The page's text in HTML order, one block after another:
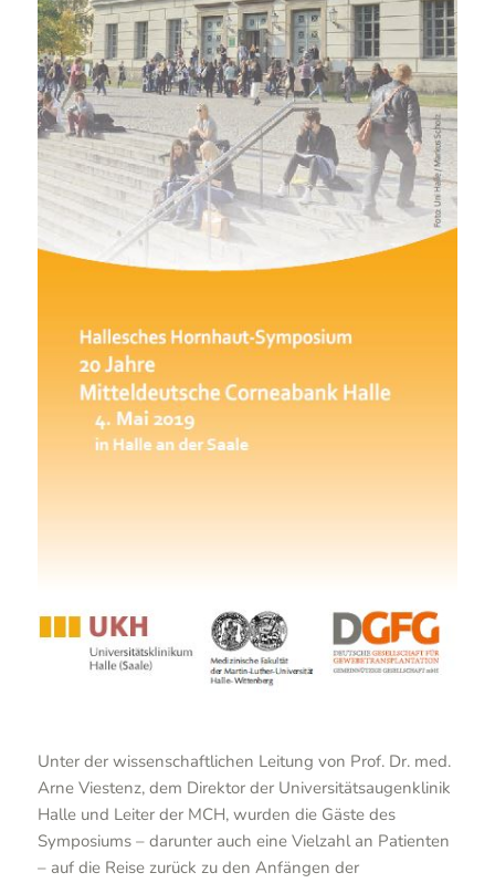
Unter der wissenschaftlichen Leitung von Prof. Dr. med.
Arne Viestenz, dem Direktor der Universitätsaugenklinik
Halle und Leiter der MCH, wurden die Gäste des
Symposiums – darunter auch eine Vielzahl an Patienten
– auf die Reise zurück zu den Anfängen der